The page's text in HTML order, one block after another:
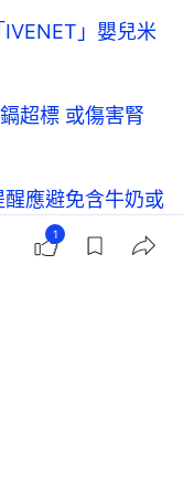
」嬰兒米
超標 或傷害腎
應避免含牛奶或
1